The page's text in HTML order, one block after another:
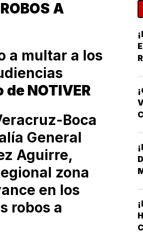
A
a multar a los
de NOTIVER
Boca
General
Aguirre,
zona
en los
robos a